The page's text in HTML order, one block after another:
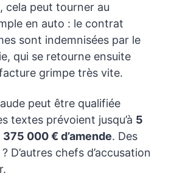
, cela peut tourner au
en auto : le contrat
sont indemnisées par le
qui se retourne ensuite
grimpe très vite.
peut être qualifiée
textes prévoient jusqu’à 5
375 000 € d’amende. Des
D’autres chefs d’accusation